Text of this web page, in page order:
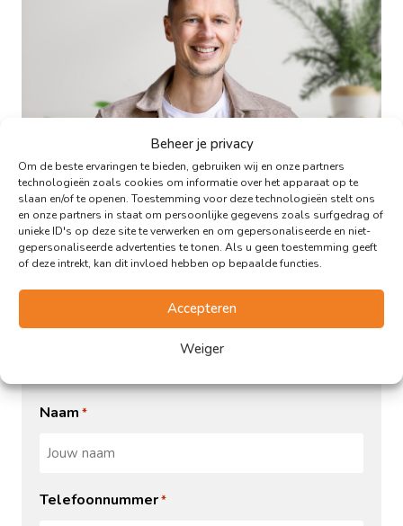
Beheer je privacy
Om de beste ervaringen te bieden, gebruiken wij en onze partners
technologieën zoals cookies om informatie over het apparaat op te
slaan en/of te openen. Toestemming voor deze technologieën stelt ons
en onze partners in staat om persoonlijke gegevens zoals surfgedrag of
unieke ID's op deze site te verwerken en om gepersonaliseerde en niet-
gepersonaliseerde advertenties te tonen. Als u geen toestemming geeft
of deze intrekt, kan dit invloed hebben op bepaalde functies.
Accepteren
Weiger
Thom Klaver
Mediamanager
Naam *
Telefoonnummer*